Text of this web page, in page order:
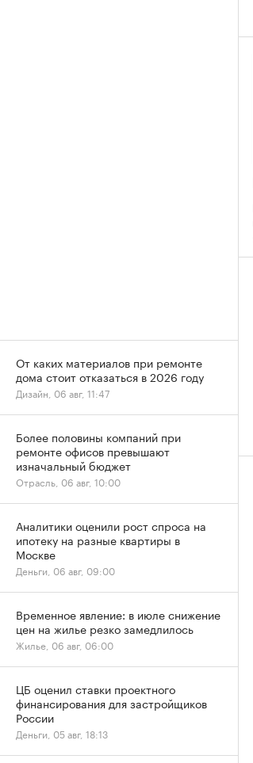
От каких материалов при ремонте
дома стоит отказаться в 2026 году
Дизайн, 06 авг, 11:47
Более половины компаний при
ремонте офисов превышают
изначальный бюджет
Отрасль, 06 авг, 10:00
Аналитики оценили рост спроса на
ипотеку на разные квартиры в
Москве
Деньги, 06 авг, 09:00
Временное явление: в июле снижение
цен на жилье резко замедлилось
Жилье, 06 авг, 06:00
ЦБ оценил ставки проектного
финансирования для застройщиков
России
Деньги, 05 авг, 18:13